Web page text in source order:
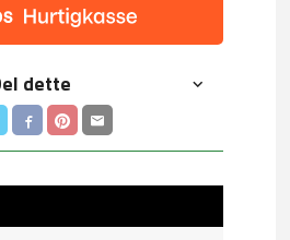
dette